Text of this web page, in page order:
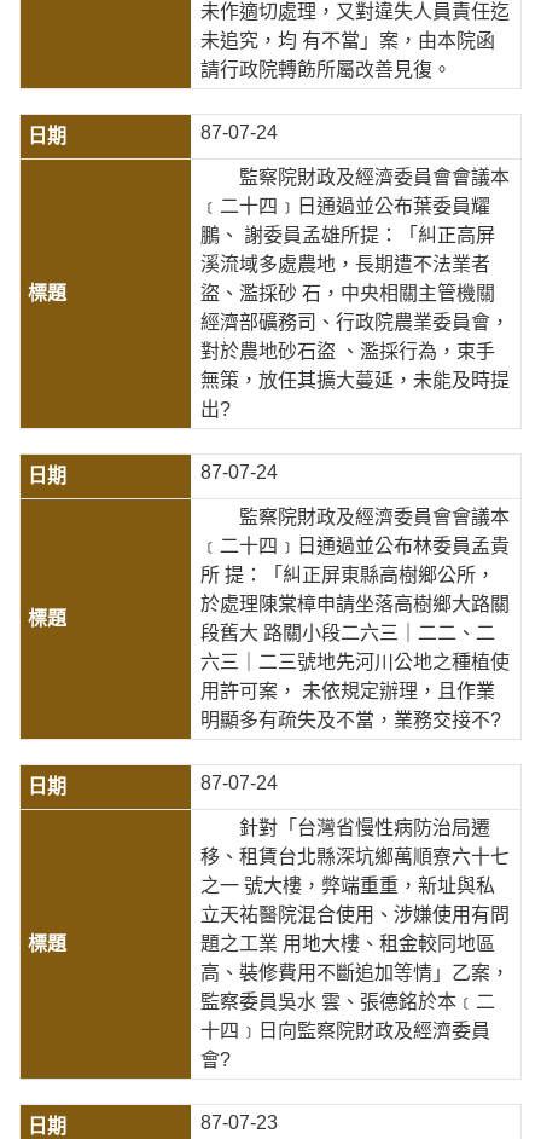
未作適切處理，又對違失人員責任迄
未追究，均 有不當」案，由本院函
請行政院轉飭所屬改善見復。
87-07-24
監察院財政及經濟委員會會議本
﹝二十四﹞日通過並公布葉委員耀
鵬、 謝委員孟雄所提：「糾正高屏
溪流域多處農地，長期遭不法業者
盜、濫採砂 石，中央相關主管機關
經濟部礦務司、行政院農業委員會，
對於農地砂石盜 、濫採行為，束手
無策，放任其擴大蔓延，未能及時提
出?
87-07-24
監察院財政及經濟委員會會議本
﹝二十四﹞日通過並公布林委員孟貴
所 提：「糾正屏東縣高樹鄉公所，
於處理陳棠樟申請坐落高樹鄉大路關
段舊大 路關小段二六三｜二二、二
六三｜二三號地先河川公地之種植使
用許可案， 未依規定辦理，且作業
明顯多有疏失及不當，業務交接不?
87-07-24
針對「台灣省慢性病防治局遷
移、租賃台北縣深坑鄉萬順寮六十七
之一 號大樓，弊端重重，新址與私
立天祐醫院混合使用、涉嫌使用有問
題之工業 用地大樓、租金較同地區
高、裝修費用不斷追加等情」乙案，
監察委員吳水 雲、張德銘於本﹝二
十四﹞日向監察院財政及經濟委員
會?
87-07-23